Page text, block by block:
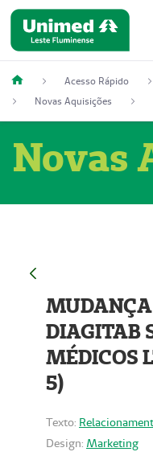
Acesso Rápido
Novas Aquisições
Novas
MUDANÇA
DIAGITAB
MÉDICOS
5)
Texto:
Design: Marketing